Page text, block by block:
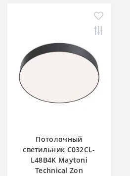
Потолочный
светильник C032CL-
L48B4K Maytoni
Technical Zon